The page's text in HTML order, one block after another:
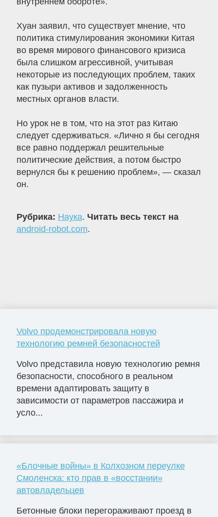
Хуан заявил, что существует мнение, что
политика стимулирования экономики Китая
во время мирового финансового кризиса
была слишком агрессивной, учитывая
некоторые из последующих проблем, таких
как пузыри активов и задолженность
местных органов власти.
Но урок не в том, что на этот раз Китаю
следует сдерживаться. «Лично я бы сегодня
все равно поддержал решительные
политические действия, а потом быстро
вернулся бы к решению проблем», — сказал
он.
Рубрика: Наука. Читать весь текст на
android-robot.com.
Volvo продемонстрировала новую
технологию ремней безопасностей
Volvo представила новую технологию ремня
безопасности, способного в реальном
времени адаптировать защиту в
зависимости от параметров пассажира и
усло...
«Блочные войны» в Колхозном переулке
Смоленска: кто прав в «восстании»
автовладельцев
Бетонные блоки перегораживают проезд в